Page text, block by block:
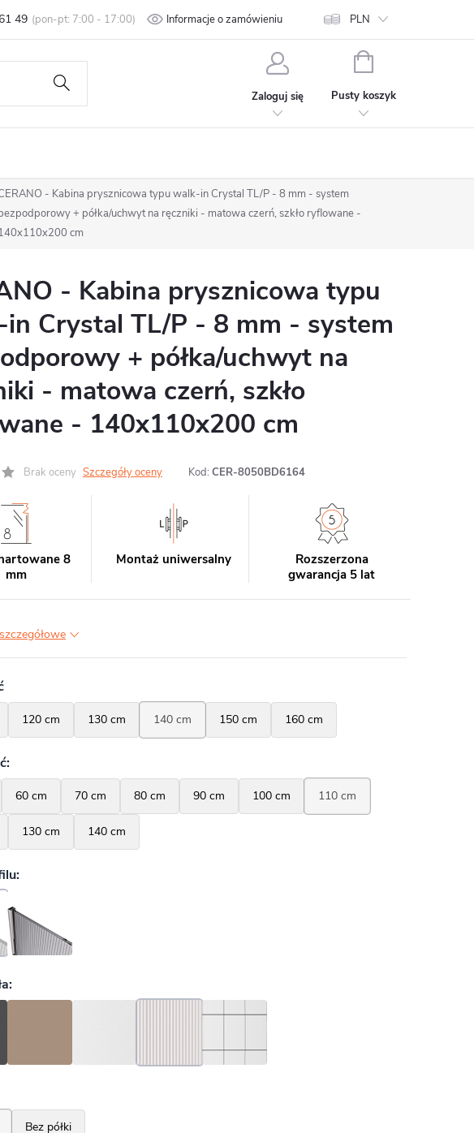
49 Regulamin Polityka prywatności Kontakt
Informacje o zamówieniu PLN
Zaloguj się
KOSZYK
Pusty koszyk
- Kabina prysznicowa typu walk-in Crystal TL/P - 8 mm - system
+ półka/uchwyt na ręczniki - matowa czerń, szkło ryflowane -
cm
- Kabina prysznicowa typu
Crystal TL/P - 8 mm - system
+ półka/uchwyt na
- matowa czerń, szkło
- 140x110x200 cm
Brak oceny Szczegóły oceny Kod: CER-8050BD6164
8
mm
Montaż uniwersalny
Rozszerzona
gwarancja 5 lat